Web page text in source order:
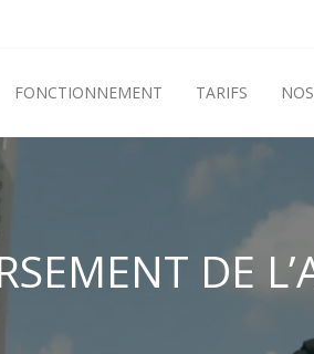
FONCTIONNEMENT TARIFS
DE